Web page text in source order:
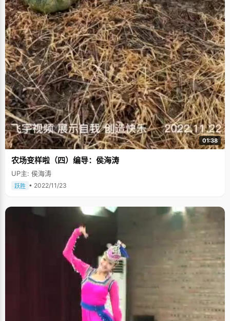
《魔兽世界》，林婵娟曾有过去网吧通宵作战的记录。不过因为接触得早，
而且控制得当，玩游戏只是林婵娟一个消遣的娱乐项目，在每次放假或者压
力大的时候作为缓解压力的方式。 差点走上音乐道路。林婵娟从初中开始参
加声乐队，学过民族唱法，美声唱法，当时一位很著名的音乐老师觉得林婵
娟的音域很广，便破例以很优越的价格收林婵娟为徒，每天教她音乐和钢
琴。那段时间里，林婵娟一直做着音乐之梦，理想就是考上中央音乐学院，
爸爸妈妈也认为她会往这边走。后来因为去了新的教学区，没有自由时间去
老师那上音乐课了，林婵娟不得不放弃了音乐的梦想。 喜欢美少男。我怎么
也不会想到，眼前看起来非常理智和成熟的林婵娟居然也会跟很多十五六岁
的小女孩一样是个追星族，而且超级迷恋台湾的偶像剧，她最喜欢的偶像是
出演《花样少男少女》、《恶作剧之吻》等偶像剧的台湾美少男唐禹哲和汪
东城，"高考以后看了这些片子，觉得两个人好帅呀，便开始喜欢上他们，之
后买了好多他们演的片子来看，还有唱片之类的"。虽然，林婵娟会像很多
fans那样，偶尔去机场接机，去看他们的演唱会，歌迷见面会等等，但是林
婵娟的追星还是很理智的，不会像很多疯狂fans们那样拿着偶像的大头像牌
子在机场等，疯狂的叫，去鸣响下榻的酒店死守等等，她跟遍布大江南北的
十几个志同道合的fans一起，组成了一个特别的fans团："我们跟&lsquo;白
菜&rsquo;（对汪东城的昵称），&lsquo;蘑菇&rsquo;（对唐禹哲的昵称）的
关系更像是朋友，我们一群人在一起就会讨论两个人的发展前景，还有生活
和工作方便要注意什么。比如来北京之前，我们会告诉他们要注意什么等
的梦想。 青涩的小爱情。对于感情，林婵娟可是过来人了，高中的时候，她
经历过一段青涩的爱情小插曲，"我妈妈应该不会看到这篇报道吧？"林婵娟
修课，林婵娟以过来人的语气表示不太赞同："爱情只是人生中很小的一部
分，不要整个人都被占据了，尤其是学习最重要的时候，"她还总是劝导身边
刚不如恋爱的朋友们"一定要坚持自己。" 对于以后，林婵娟想得还不是很
多，目标也未明确，现在能做的就是"好好学习，认真享受大学生活，四年光
阴不要虚度了。"大学是自由的乐园，梦想的摇篮，在这里，林婵娟可以做更
多自己喜欢的事情了，我想，她会很喜欢这样的生活。
01:38
农场变样啦（四）编导：侯海涛
UP主: 侯海涛
跃胜 • 2022/11/23